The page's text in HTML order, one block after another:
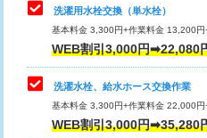
給水管工事※（ライニング鋼管・
管・ポリ管・HT管使用/3ｍ超え)
排水管工事（土の掘削・埋め戻
業）
排水管工事（排水管工事/3ｍま
止水・漏水調査・防水処理・清
理・調整・分解・加工など（重
キッチンタンク脱着
その他部品の脱着
洗濯用水栓交換（単水栓）
基本料金 3,300円+作業料金 13,200
WEB割引3,000円➡22,080
洗濯水栓、給水ホース交換作業
基本料金 3,300円+作業料金 22,000
WEB割引3,000円➡35,280